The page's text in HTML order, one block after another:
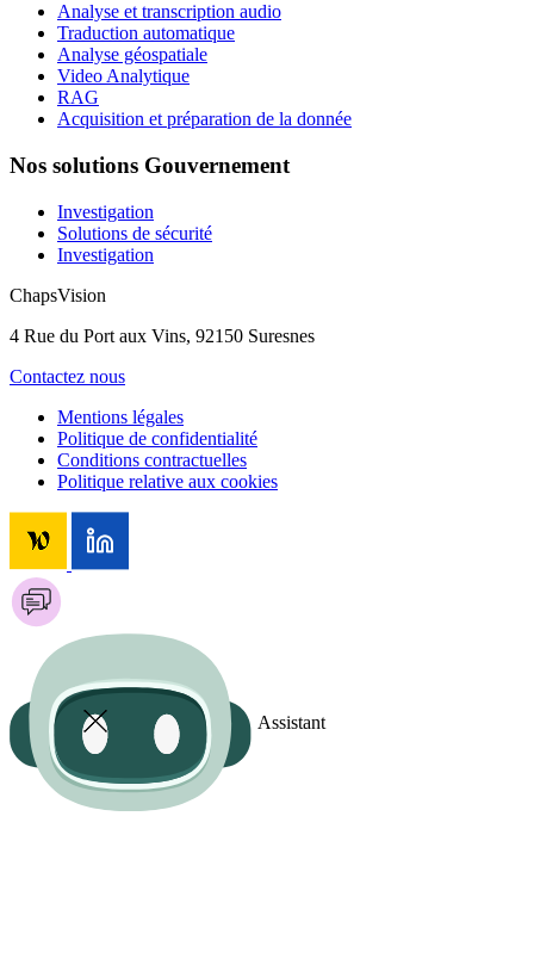
Analyse et transcription audio
Traduction automatique
Analyse géospatiale
Video Analytique
RAG
Acquisition et préparation de la donnée
Nos solutions Gouvernement
Investigation
Solutions de sécurité
Investigation
ChapsVision
4 Rue du Port aux Vins, 92150 Suresnes
Contactez nous
Mentions légales
Politique de confidentialité
Conditions contractuelles
Politique relative aux cookies
Assistant